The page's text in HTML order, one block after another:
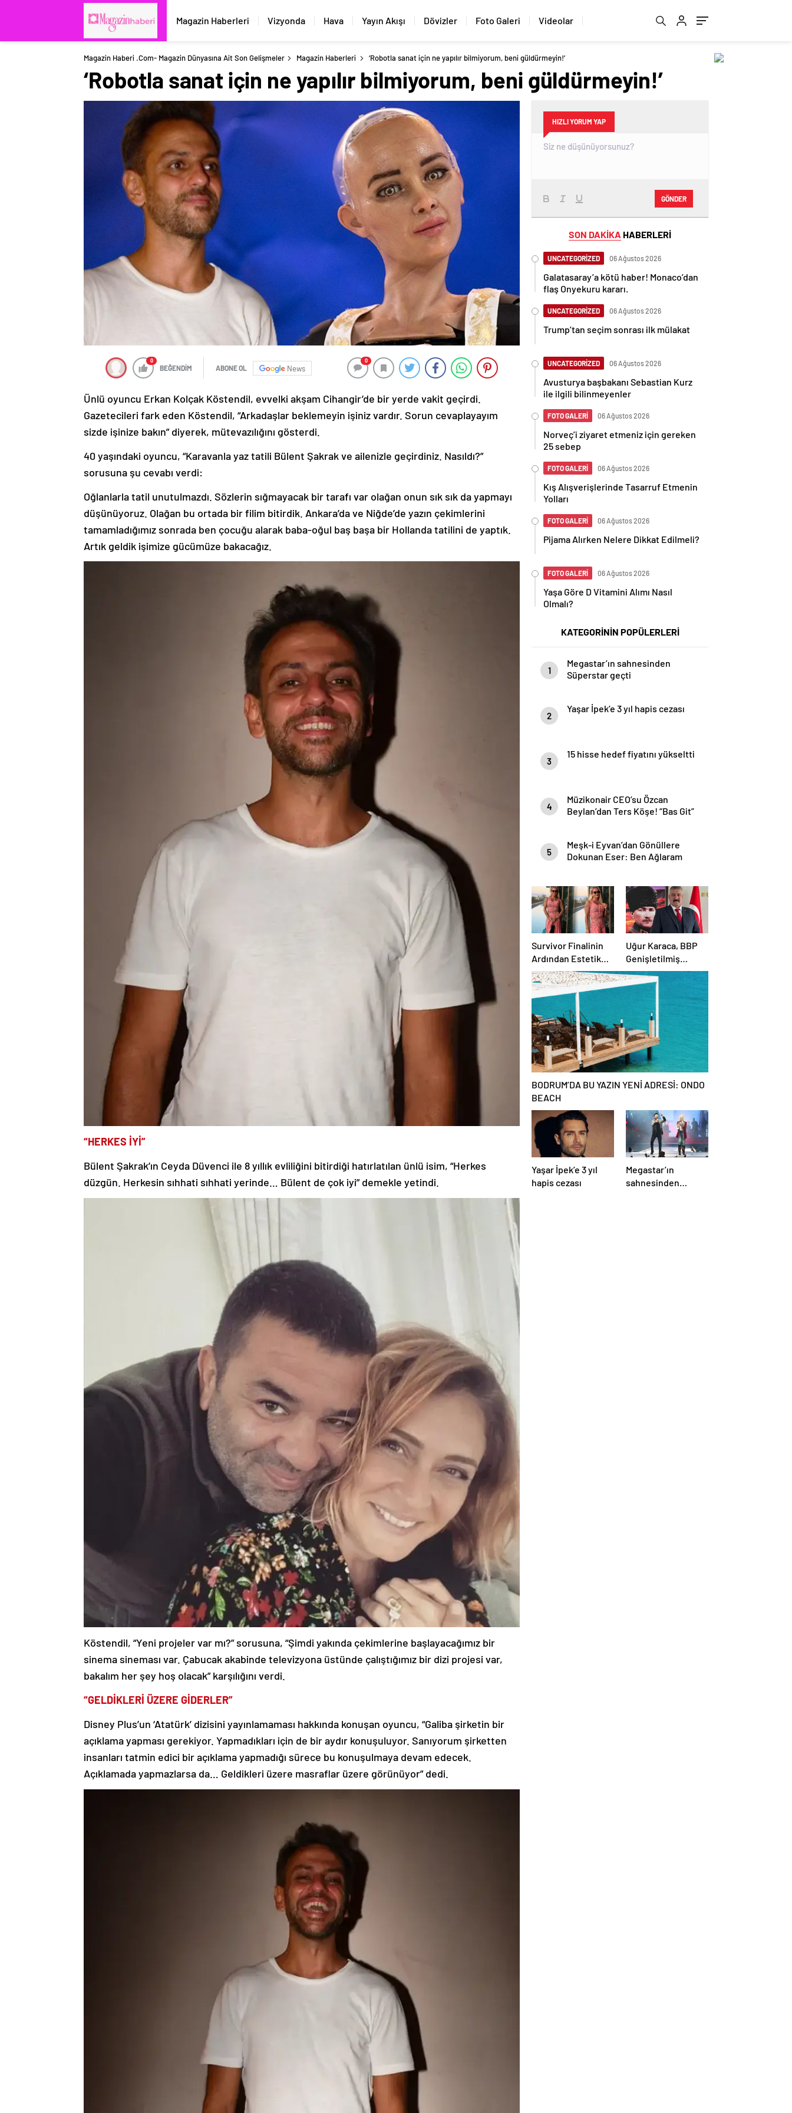
Magazin Haberleri Vizyonda Hava Yayın Akışı Dövizler Foto Galeri Videolar
Magazin Haberi .com- Magazin Dünyasına Ait Son Gelişmeler Magazin Haberleri ‘Robotla sanat için ne yapılır bilmiyorum, beni güldürmeyin!’
‘Robotla sanat için ne yapılır bilmiyorum, beni güldürmeyin!’
0
BEĞENDİM ABONE OL News
0
Ünlü oyuncu Erkan Kolçak Köstendil, evvelki akşam Cihangir’de bir yerde vakit geçirdi.
Gazetecileri fark eden Köstendil, “Arkadaşlar beklemeyin işiniz vardır. Sorun cevaplayayım
sizde işinize bakın” diyerek, mütevazılığını gösterdi.
40 yaşındaki oyuncu, “Karavanla yaz tatili Bülent Şakrak ve ailenizle geçirdiniz. Nasıldı?”
sorusuna şu cevabı verdi:
Oğlanlarla tatil unutulmazdı. Sözlerin sığmayacak bir tarafı var olağan onun sık sık da yapmayı
düşünüyoruz. Olağan bu ortada bir filim bitirdik. Ankara’da ve Niğde’de yazın çekimlerini
tamamladığımız sonrada ben çocuğu alarak baba-oğul baş başa bir Hollanda tatilini de yaptık.
Artık geldik işimize gücümüze bakacağız.
“HERKES İYİ”
Bülent Şakrak’ın Ceyda Düvenci ile 8 yıllık evliliğini bitirdiği hatırlatılan ünlü isim, “Herkes
düzgün. Herkesin sıhhati sıhhati yerinde… Bülent de çok iyi” demekle yetindi.
Köstendil, “Yeni projeler var mı?” sorusuna, “Şimdi yakında çekimlerine başlayacağımız bir
sinema sineması var. Çabucak akabinde televizyona üstünde çalıştığımız bir dizi projesi var,
bakalım her şey hoş olacak” karşılığını verdi.
“GELDİKLERİ ÜZERE GİDERLER”
Disney Plus’un ‘Atatürk’ dizisini yayınlamaması hakkında konuşan oyuncu, “Galiba şirketin bir
açıklama yapması gerekiyor. Yapmadıkları için de bir aydır konuşuluyor. Sanıyorum şirketten
insanları tatmin edici bir açıklama yapmadığı sürece bu konuşulmaya devam edecek.
Açıklamada yapmazlarsa da… Geldikleri üzere masraflar üzere görünüyor” dedi.
HIZLI YORUM YAP
GÖNDER
SON DAKİKA HABERLERİ
UNCATEGORİZED 06 Ağustos 2026
Galatasaray’a kötü haber! Monaco’dan
flaş Onyekuru kararı.
UNCATEGORİZED 06 Ağustos 2026
Trump’tan seçim sonrası ilk mülakat
UNCATEGORİZED 06 Ağustos 2026
Avusturya başbakanı Sebastian Kurz
ile ilgili bilinmeyenler
FOTO GALERİ 06 Ağustos 2026
Norveç’i ziyaret etmeniz için gereken
25 sebep
FOTO GALERİ 06 Ağustos 2026
Kış Alışverişlerinde Tasarruf Etmenin
Yolları
FOTO GALERİ 06 Ağustos 2026
Pijama Alırken Nelere Dikkat Edilmeli?
FOTO GALERİ 06 Ağustos 2026
Yaşa Göre D Vitamini Alımı Nasıl
Olmalı?
KATEGORİNİN POPÜLERLERİ
1
Megastar’ın sahnesinden
Süperstar geçti
2
Yaşar İpek’e 3 yıl hapis cezası
3
15 hisse hedef fiyatını yükseltti
4
Müzikonair CEO’su Özcan
Beylan’dan Ters Köşe! “Bas Git”
5
Meşk-i Eyvan’dan Gönüllere
Dokunan Eser: Ben Ağlaram
Survivor Finalinin
Ardından Estetik
Dokunuşuyla
Gündemde
Uğur Karaca, BBP
Genişletilmiş
Başkanlık
Divanı’nda görev
BODRUM’DA BU YAZIN YENİ ADRESİ: ONDO
BEACH
Yaşar İpek’e 3 yıl
hapis cezası
Megastar’ın
sahnesinden